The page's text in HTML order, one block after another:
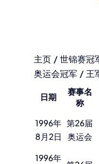
主页 世锦赛冠
奥运会冠军
王
日期
赛事名
称
1996年
8月2日
第26届
奥运会
1996年